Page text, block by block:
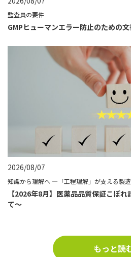
監査員の要件
GMPヒューマンエラー防止のための文
2026/08/07
知識から理解へ ―「工程理解」が支える製
【2026年8月】医薬品品質保証こぼ
て～
もっと読